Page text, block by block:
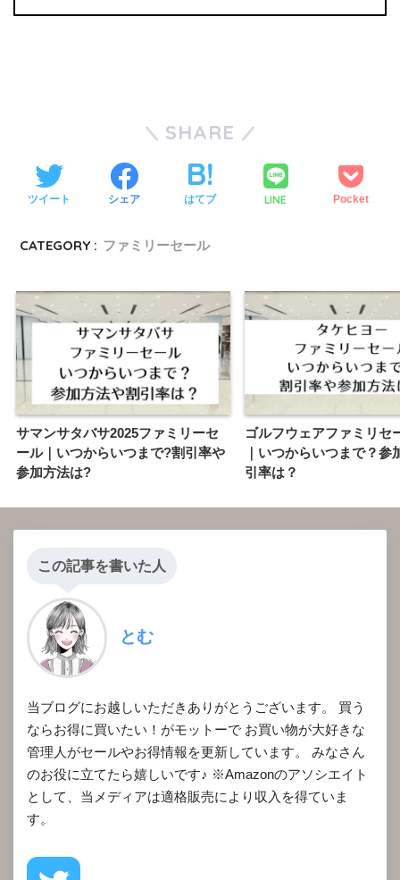
SHARE
ツイート シェア はてブ LINE Pocket
CATEGORY : ファミリーセール
サマンサタバサ2025ファミリーセ
ール｜いつからいつまで?割引率や
参加方法は?
ゴルフウェアファミリセ
｜いつからいつまで？参
引率は？
この記事を書いた人
とむ
当ブログにお越しいただきありがとうございます。 買う
ならお得に買いたい！がモットーで お買い物が大好きな
管理人がセールやお得情報を更新しています。 みなさん
のお役に立てたら嬉しいです♪ ※Amazonのアソシエイト
として、当メディアは適格販売により収入を得ていま
す。